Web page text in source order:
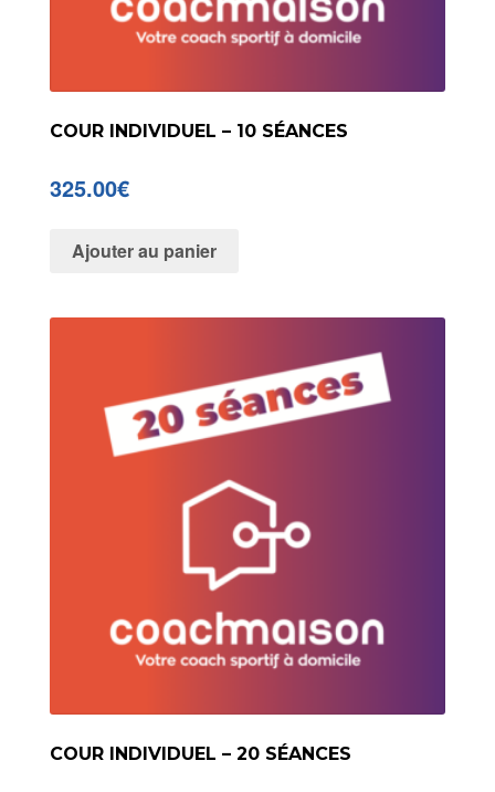
COUR INDIVIDUEL – 10 SÉANCES
325.00€
Ajouter au panier
COUR INDIVIDUEL – 20 SÉANCES